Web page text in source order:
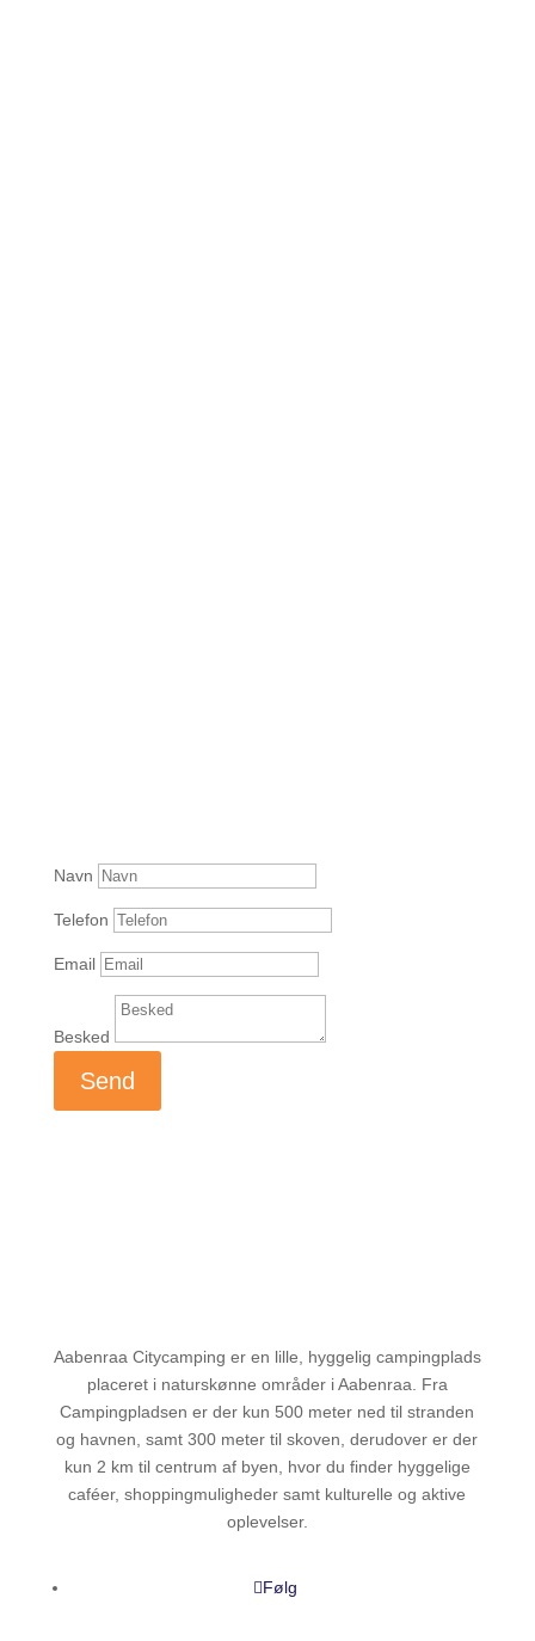
Navn
Telefon
Email
Besked
Send
Aabenraa Citycamping er en lille, hyggelig campingplads
placeret i naturskønne områder i Aabenraa. Fra
Campingpladsen er der kun 500 meter ned til stranden
og havnen, samt 300 meter til skoven, derudover er der
kun 2 km til centrum af byen, hvor du finder hyggelige
caféer, shoppingmuligheder samt kulturelle og aktive
oplevelser.
Følg